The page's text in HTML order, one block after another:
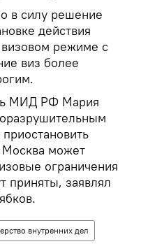
в силу решение
действия
режиме с
виз более
МИД РФ Мария
Москва может
ограничения
приняты, заявлял
внутренних дел